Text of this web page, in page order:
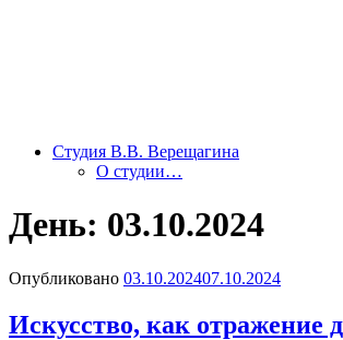
Студия В.В. Верещагина
О студии…
День: 03.10.2024
Опубликовано 03.10.202407.10.2024
Искусство, как отражение